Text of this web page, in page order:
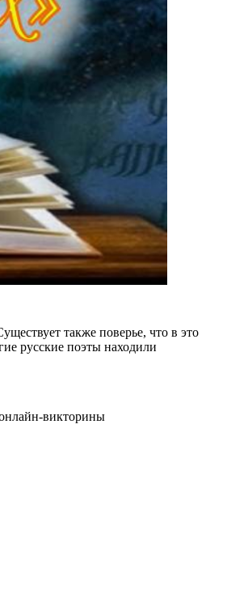
также поверье, что в это
русские поэты находили
викторины